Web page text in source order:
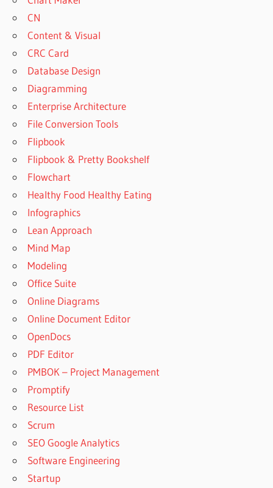
CN
Content & Visual
CRC Card
Database Design
Diagramming
Enterprise Architecture
File Conversion Tools
Flipbook
Flipbook & Pretty Bookshelf
Flowchart
Healthy Food Healthy Eating
Infographics
Lean Approach
Mind Map
Modeling
Office Suite
Online Diagrams
Online Document Editor
OpenDocs
PDF Editor
PMBOK – Project Management
Promptify
Resource List
Scrum
SEO Google Analytics
Software Engineering
Startup